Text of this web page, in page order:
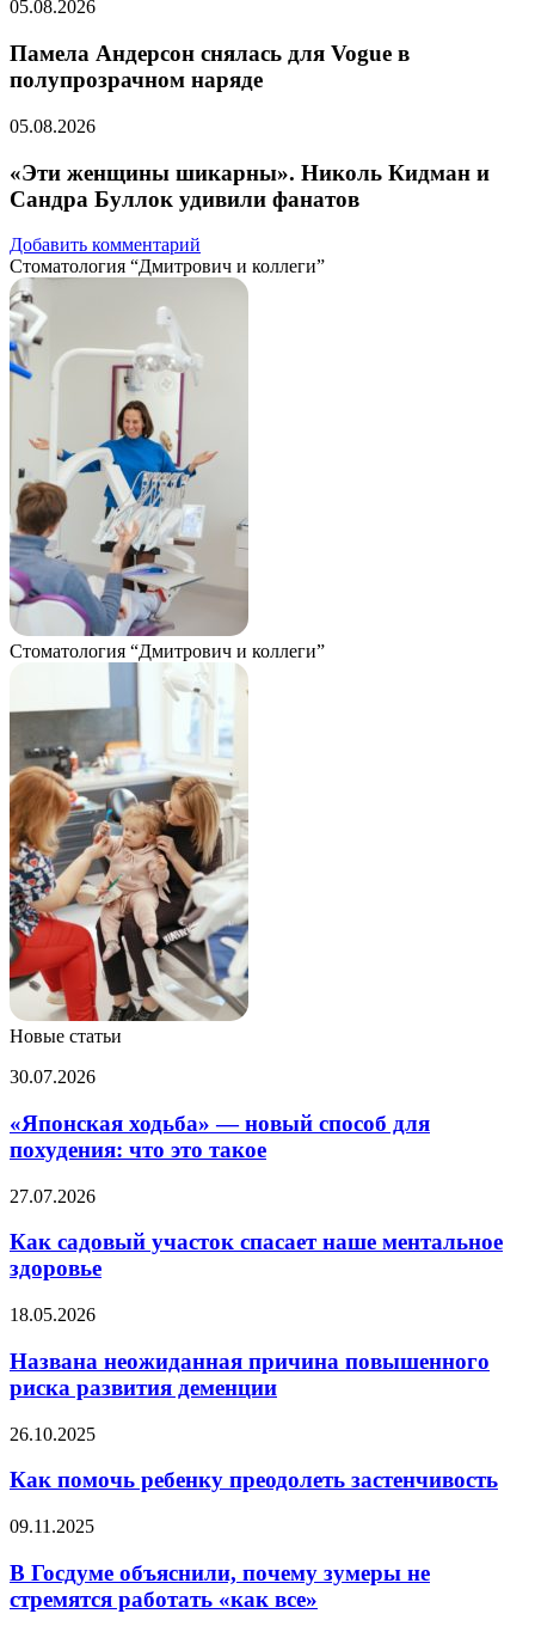
05.08.2026
Памела Андерсон снялась для Vogue в
полупрозрачном наряде
05.08.2026
«Эти женщины шикарны». Николь Кидман и
Сандра Буллок удивили фанатов
Добавить комментарий
Стоматология “Дмитрович и коллеги”
Стоматология “Дмитрович и коллеги”
Новые статьи
«Японская
—
новый
способ
похудения:
это
такое
30.07.2026
«Японская ходьба» — новый способ для
похудения: что это такое
Как
участок
наше
здоровье
27.07.2026
Как садовый участок спасает наше ментальное
здоровье
Названа
причина
повышенного
риска
деменции
18.05.2026
Названа неожиданная причина повышенного
риска развития деменции
Как
ребенку
застенчивость
26.10.2025
Как помочь ребенку преодолеть застенчивость
В
объяснили,
почему
зумеры
09.11.2025
В Госдуме объяснили, почему зумеры не
стремятся работать «как все»